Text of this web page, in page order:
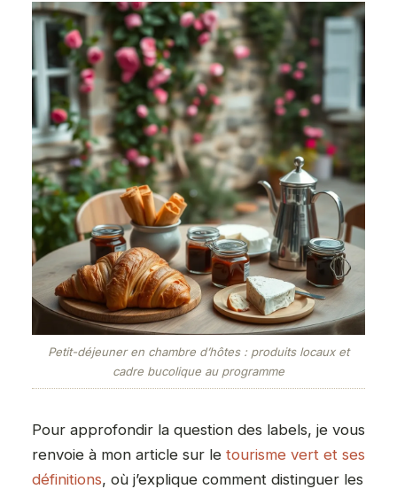
Petit-déjeuner en chambre d’hôtes : produits locaux et
cadre bucolique au programme
Pour approfondir la question des labels, je vous
renvoie à mon article sur le tourisme vert et ses
définitions, où j’explique comment distinguer les